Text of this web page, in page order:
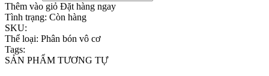
Thêm vào giỏ Đặt hàng ngay
Tình trạng: Còn hàng
SKU:
Thể loại: Phân bón vô cơ
Tags:
SẢN PHẨM TƯƠNG TỰ